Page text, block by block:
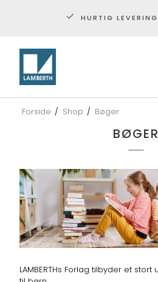
PERSONLIG
Forside / Shop / Bøger
BØGER
LAMBERTHs Forlag tilbyder et